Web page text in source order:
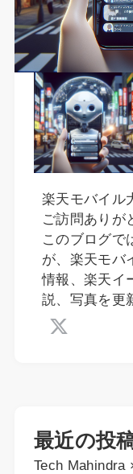
楽天モバイル
ご訪問ありが
このブログで
が、楽天モバ
情報、楽天イ
説、写真を更
最近の投
Tech Mahindra